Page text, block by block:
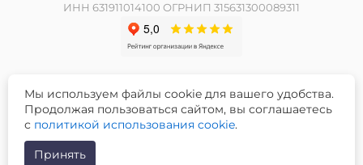
ИНН 631911014100 ОГРНИП 315631300089311
Разработка и продвижение сайта -
Мы используем файлы cookie для вашего удобства.
Продолжая пользоваться сайтом, вы соглашаетесь
с политикой использования cookie.
Принять